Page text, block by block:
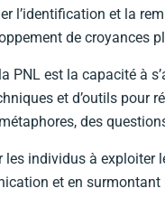
l’identification et la
de croyances
PNL est la capacité à
et d’outils pour
des
les individus à
et en